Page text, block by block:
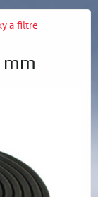
a filtre
mm